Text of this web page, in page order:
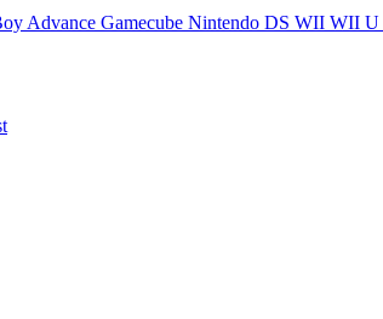
Advance Gamecube Nintendo DS WII WII U